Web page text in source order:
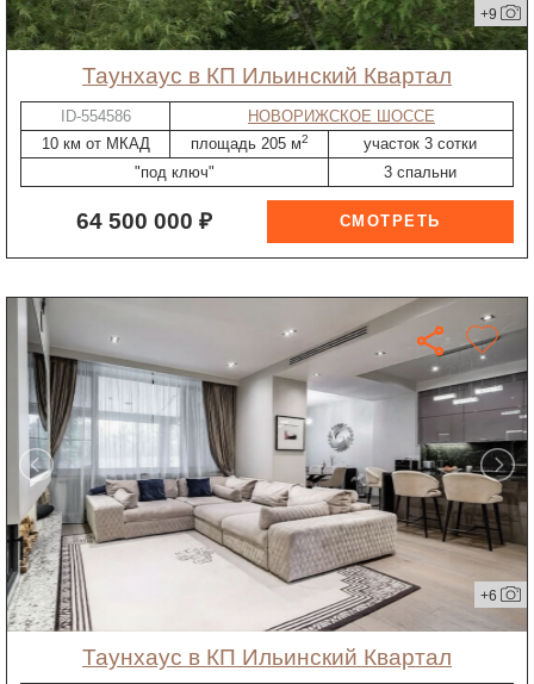
+9
таунхаус в КП Ильинский Квартал
ID-554586
НОВОРИЖСКОЕ ШОССЕ
10 км от МКАД
площадь 205 м2
участок 3 сотки
"под ключ"
3 спальни
64 500 000 ₽
+6
таунхаус в КП Ильинский Квартал